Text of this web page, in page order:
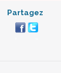
Partagez